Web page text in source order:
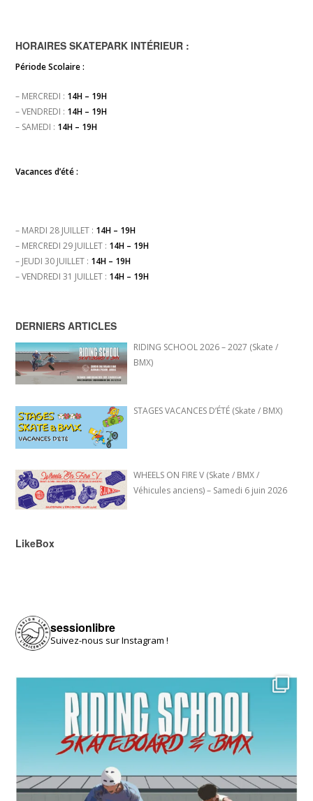
HORAIRES SKATEPARK INTÉRIEUR :
Période Scolaire :
– MERCREDI : 14H – 19H
– VENDREDI : 14H – 19H
– SAMEDI : 14H – 19H
Vacances d’été :
– MARDI 28 JUILLET : 14H – 19H
– MERCREDI 29 JUILLET : 14H – 19H
– JEUDI 30 JUILLET : 14H – 19H
– VENDREDI 31 JUILLET : 14H – 19H
DERNIERS ARTICLES
RIDING SCHOOL 2026 – 2027 (Skate /
BMX)
STAGES VACANCES D’ÉTÉ (Skate / BMX)
WHEELS ON FIRE V (Skate / BMX /
Véhicules anciens) – Samedi 6 juin 2026
LikeBox
sessionlibre
Suivez-nous sur Instagram !